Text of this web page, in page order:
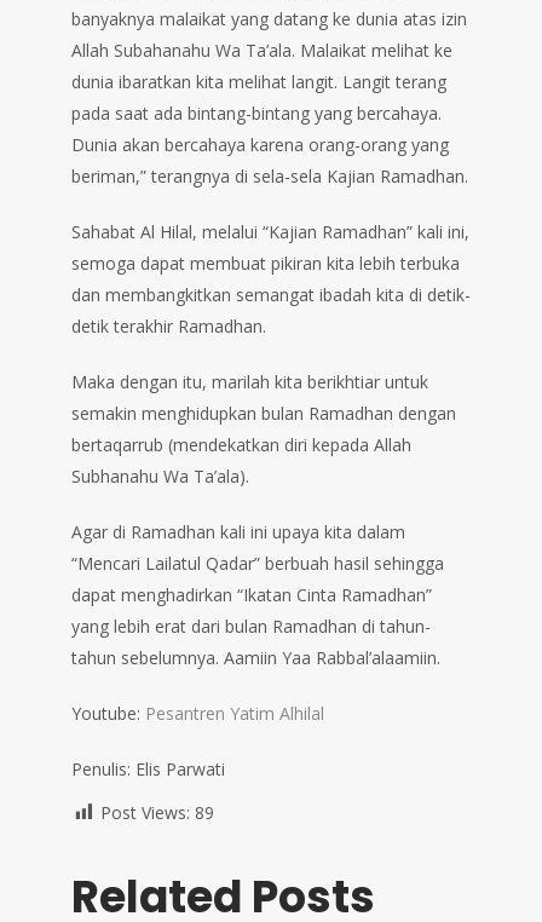
banyaknya malaikat yang datang ke dunia atas izin
Allah Subahanahu Wa Ta’ala. Malaikat melihat ke
dunia ibaratkan kita melihat langit. Langit terang
pada saat ada bintang-bintang yang bercahaya.
Dunia akan bercahaya karena orang-orang yang
beriman,” terangnya di sela-sela Kajian Ramadhan.
Sahabat Al Hilal, melalui “Kajian Ramadhan” kali ini,
semoga dapat membuat pikiran kita lebih terbuka
dan membangkitkan semangat ibadah kita di detik-
detik terakhir Ramadhan.
Maka dengan itu, marilah kita berikhtiar untuk
semakin menghidupkan bulan Ramadhan dengan
bertaqarrub (mendekatkan diri kepada Allah
Subhanahu Wa Ta’ala).
Agar di Ramadhan kali ini upaya kita dalam
“Mencari Lailatul Qadar” berbuah hasil sehingga
dapat menghadirkan “Ikatan Cinta Ramadhan”
yang lebih erat dari bulan Ramadhan di tahun-
tahun sebelumnya. Aamiin Yaa Rabbal’alaamiin.
Youtube: Pesantren Yatim Alhilal
Penulis: Elis Parwati
Post Views: 89
Related Posts